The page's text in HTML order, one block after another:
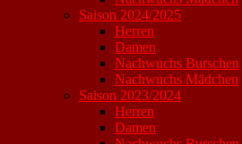
Saison 2024/2025
Herren
Damen
Nachwuchs Burschen
Nachwuchs Mädchen
Saison 2023/2024
Herren
Damen